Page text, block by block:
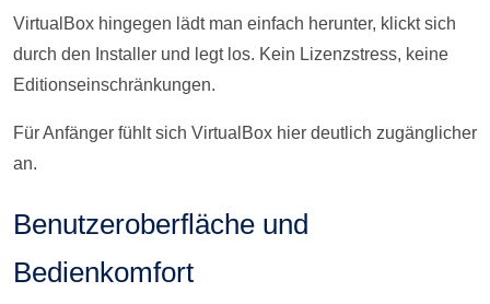
VirtualBox hingegen lädt man einfach herunter, klickt sich
durch den Installer und legt los. Kein Lizenzstress, keine
Editionseinschränkungen.
Für Anfänger fühlt sich VirtualBox hier deutlich zugänglicher
an.
Benutzeroberfläche und
Bedienkomfort